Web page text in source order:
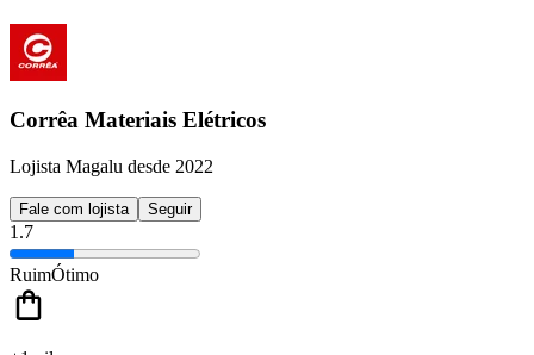
Corrêa Materiais Elétricos
Lojista Magalu desde 2022
Fale com lojista Seguir
1.7
RuimÓtimo